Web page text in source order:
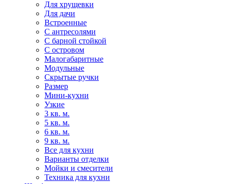
Для хрущевки
Для дачи
Встроенные
С антресолями
С барной стойкой
С островом
Малогабаритные
Модульные
Скрытые ручки
Размер
Мини-кухни
Узкие
3 кв. м.
5 кв. м.
6 кв. м.
9 кв. м.
Все для кухни
Варианты отделки
Мойки и смесители
Техника для кухни